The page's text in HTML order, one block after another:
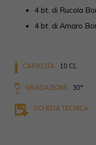
4 bt. di Rucola
4 bt. di Amaro
CAPACITÀ 10 CL
GRADAZIONE 30°
SCHEDA TECNICA